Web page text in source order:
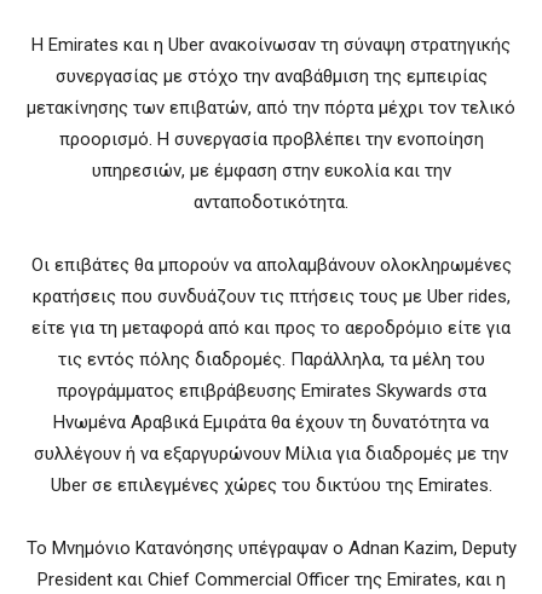
Η Emirates και η Uber ανακοίνωσαν τη σύναψη στρατηγικής
συνεργασίας με στόχο την αναβάθμιση της εμπειρίας
μετακίνησης των επιβατών, από την πόρτα μέχρι τον τελικό
προορισμό. Η συνεργασία προβλέπει την ενοποίηση
υπηρεσιών, με έμφαση στην ευκολία και την
ανταποδοτικότητα.
Οι επιβάτες θα μπορούν να απολαμβάνουν ολοκληρωμένες
κρατήσεις που συνδυάζουν τις πτήσεις τους με Uber rides,
είτε για τη μεταφορά από και προς το αεροδρόμιο είτε για
τις εντός πόλης διαδρομές. Παράλληλα, τα μέλη του
προγράμματος επιβράβευσης Emirates Skywards στα
Ηνωμένα Αραβικά Εμιράτα θα έχουν τη δυνατότητα να
συλλέγουν ή να εξαργυρώνουν Μίλια για διαδρομές με την
Uber σε επιλεγμένες χώρες του δικτύου της Emirates.
Το Μνημόνιο Κατανόησης υπέγραψαν ο Adnan Kazim, Deputy
President και Chief Commercial Officer της Emirates, και η